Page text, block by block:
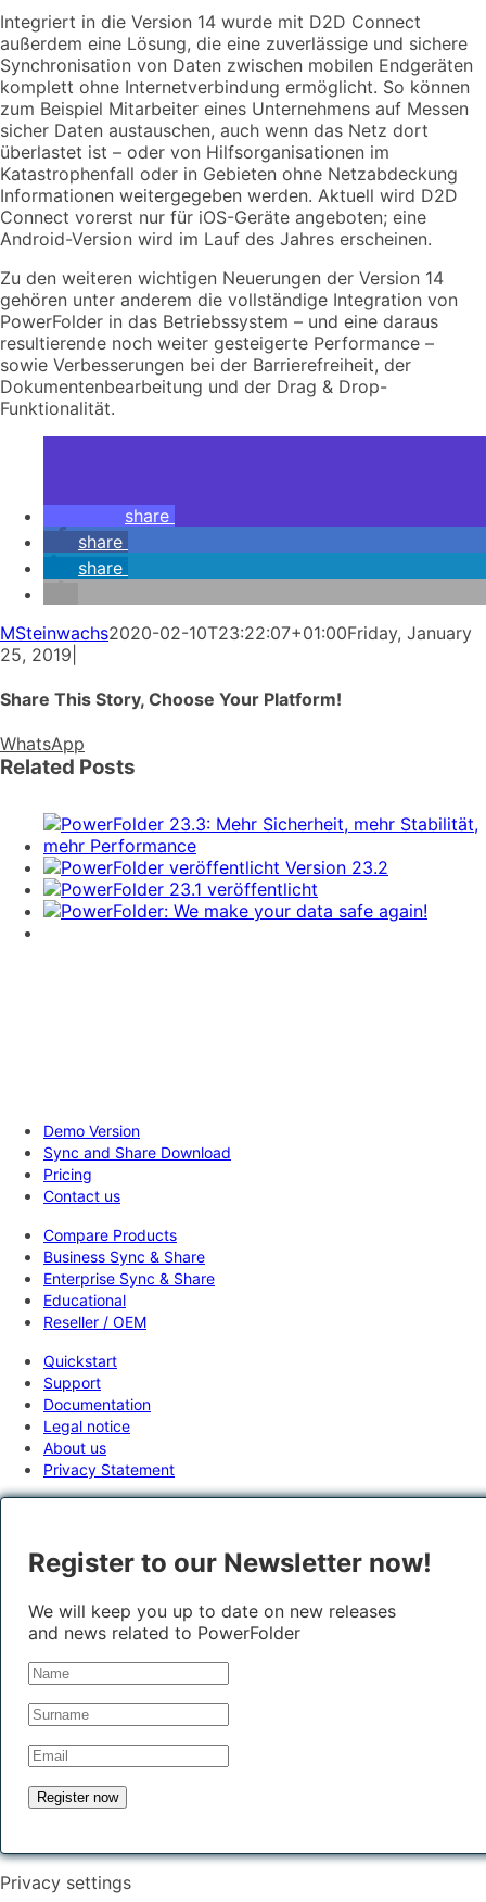
Integriert in die Version 14 wurde mit D2D Connect
außerdem eine Lösung, die eine zuverlässige und sichere
Synchronisation von Daten zwischen mobilen Endgeräten
komplett ohne Internetverbindung ermöglicht. So können
zum Beispiel Mitarbeiter eines Unternehmens auf Messen
sicher Daten austauschen, auch wenn das Netz dort
überlastet ist – oder von Hilfsorganisationen im
Katastrophenfall oder in Gebieten ohne Netzabdeckung
Informationen weitergegeben werden. Aktuell wird D2D
Connect vorerst nur für iOS-Geräte angeboten; eine
Android-Version wird im Lauf des Jahres erscheinen.
Zu den weiteren wichtigen Neuerungen der Version 14
gehören unter anderem die vollständige Integration von
PowerFolder in das Betriebssystem – und eine daraus
resultierende noch weiter gesteigerte Performance –
sowie Verbesserungen bei der Barrierefreiheit, der
Dokumentenbearbeitung und der Drag & Drop-
Funktionalität.
share
share
share
MSteinwachs2020-02-10T23:22:07+01:00Friday, January
25, 2019
Share This Story, Choose Your Platform!
WhatsApp
Related Posts
Demo Version
Sync and Share Download
Pricing
Contact us
Compare Products
Business Sync & Share
Enterprise Sync & Share
Educational
Reseller / OEM
Quickstart
Support
Documentation
Legal notice
About us
Privacy Statement
Register to our Newsletter now!
We will keep you up to date on new releases
and news related to PowerFolder
Privacy settings